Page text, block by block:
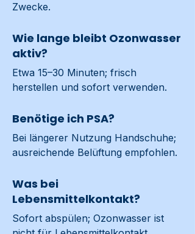
Zwecke.
Wie lange bleibt Ozonwasser
aktiv?
Etwa 15–30 Minuten; frisch
herstellen und sofort verwenden.
Benötige ich PSA?
Bei längerer Nutzung Handschuhe;
ausreichende Belüftung empfohlen.
Was bei
Lebensmittelkontakt?
Sofort abspülen; Ozonwasser ist